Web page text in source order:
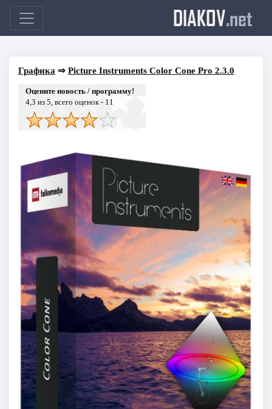
DIAKOV.net
Графика ⇒ Picture Instruments Color Cone Pro 2.3.0
Оцените новость / программу!
4,3 из 5, всего оценок - 11